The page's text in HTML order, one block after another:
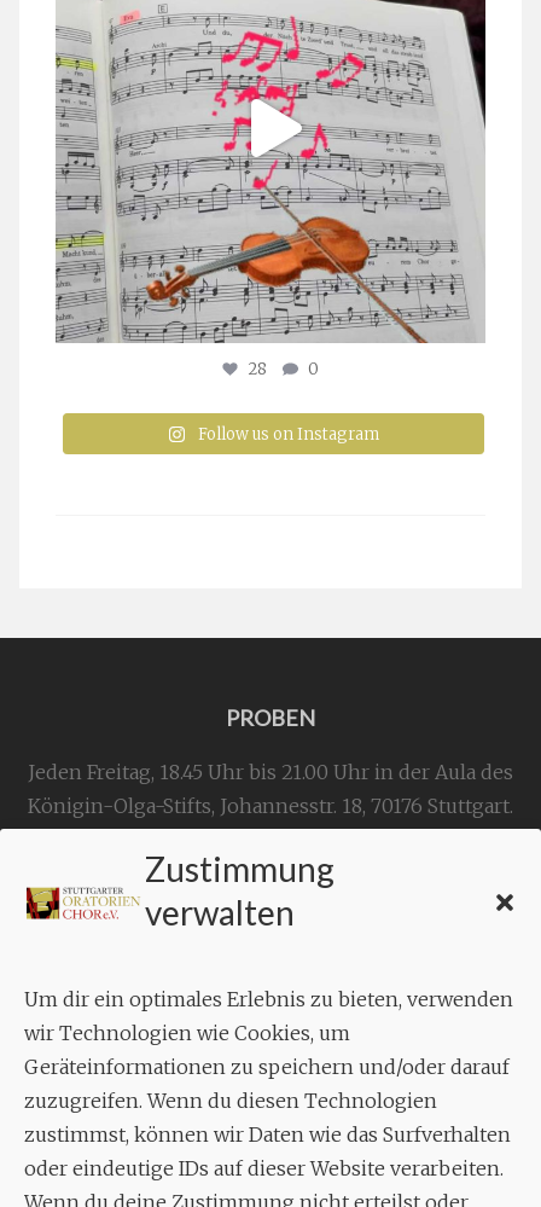
Zustimmung
verwalten
Um dir ein optimales Erlebnis zu bieten, verwenden
wir Technologien wie Cookies, um
Geräteinformationen zu speichern und/oder darauf
zuzugreifen. Wenn du diesen Technologien
zustimmst, können wir Daten wie das Surfverhalten
oder eindeutige IDs auf dieser Website verarbeiten.
Wenn du deine Zustimmung nicht erteilst oder
28 0
Follow us on Instagram
PROBEN
Jeden Freitag, 18.45 Uhr bis 21.00 Uhr in der Aula des
Königin-Olga-Stifts, Johannesstr. 18, 70176 Stuttgart.
KONTAKT
Geschäftsstelle:
Aixheimer Str. 18
70619 Stuttgart
MUSIK
Musikalischer Leiter:
Enrico Trummer